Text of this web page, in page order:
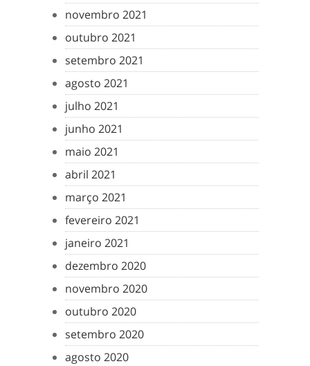
novembro 2021
outubro 2021
setembro 2021
agosto 2021
julho 2021
junho 2021
maio 2021
abril 2021
março 2021
fevereiro 2021
janeiro 2021
dezembro 2020
novembro 2020
outubro 2020
setembro 2020
agosto 2020